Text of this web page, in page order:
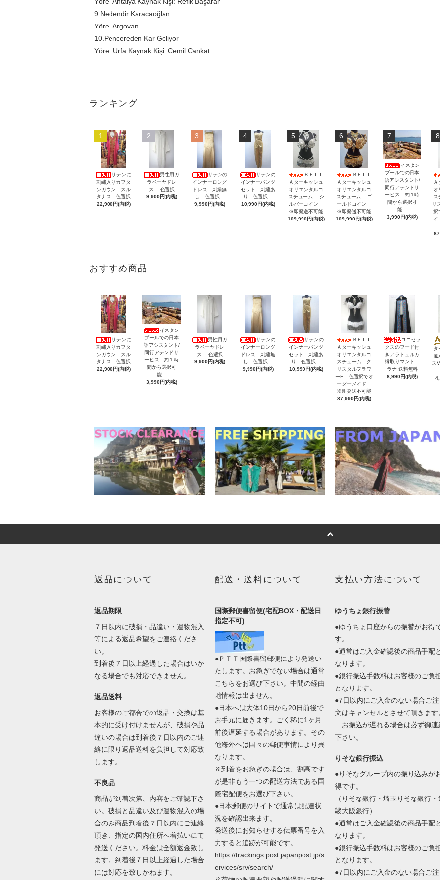
Yöre: Antalya Kaynak Kişi: Refik Başaran
9.Nedendir Karacaoğlan
Yöre: Argovan
10.Pencereden Kar Geliyor
Yöre: Urfa Kaynak Kişi: Cemil Cankat
ランキング
1
サテンに
刺繍入りカフタ
ンガウン スル
タナス 色選択
22,900円(内税)
2
男性用ガ
ラベーヤドレ
ス 色選択
9,900円(内税)
3
サテンの
インナーロング
ドレス 刺繍無
し 色選択
9,990円(内税)
4
サテンの
インナーパンツ
セット 刺繍あ
り 色選択
10,990円(内税)
5
ＢＥＬＬ
Ａターキッシュ
オリエンタルコ
スチューム シ
ルバーコイン
※即発送不可能
109,990円(内税)
6
ＢＥＬＬ
Ａターキッシュ
オリエンタルコ
スチューム ゴ
ールドコイン
※即発送不可能
109,990円(内税)
7
イスタン
ブールでの日本
語アシスタント/
同行アテンドサ
ービス 約１時
間から選択可
能
3,990円(内税)
8
Ａ
オ
ス
リ
択
おすすめ商品
サテンに
刺繍入りカフタ
ンガウン スル
タナス 色選択
22,900円(内税)
イスタン
ブールでの日本
語アシスタント/
同行アテンドサ
ービス 約１時
間から選択可
能
3,990円(内税)
男性用ガ
ラベーヤドレ
ス 色選択
9,900円(内税)
サテンの
インナーロング
ドレス 刺繍無
し 色選択
9,990円(内税)
サテンの
インナーパンツ
セット 刺繍あ
り 色選択
10,990円(内税)
ＢＥＬＬ
Ａターキッシュ
オリエンタルコ
スチューム ク
リスタルフラワ
ーE 色選択でオ
ーダーメイド
※即発送不可能
87,990円(内税)
ユニセッ
クスのフード付
きアラトュルカ
縁取りマント
ラナ 送料無料
8,990円(内税)
タ
風
ス
返品について
返品期限
７日以内に破損・品違い・遺物混入
等による返品希望をご連絡くださ
い。
到着後７日以上経過した場合はいか
なる場合でも対応できません。
返品送料
お客様のご都合での返品・交換は基
本的に受け付けませんが、破損や品
違いの場合は到着後７日以内のご連
絡に限り返品送料を負担して対応致
します。
不良品
商品が到着次第、内容をご確認下さ
い。破損と品違い及び遺物混入の場
合のみ商品到着後７日以内にご連絡
頂き、指定の国内住所へ着払いにて
発送ください。料金は全額返金致し
ます。到着後７日以上経過した場合
には対応を致しかねます。
配送・送料について
国際郵便書留便(宅配BOX・配送日
指定不可)
●ＰＴＴ国際書留郵便により発送い
たします。お急ぎでない場合は通常
こちらをお選び下さい。中間の経由
地情報は出ません。
●日本へは大体10日から20日前後で
お手元に届きます。ごく稀に1ヶ月
前後遅延する場合があります。その
他海外へは国々の郵便事情により異
なります。
※到着をお急ぎの場合は、割高です
が是非もう一つの配送方法である国
際宅配便をお選び下さい。
●日本郵便のサイトで通常は配達状
況を確認出来ます。
発送後にお知らせする伝票番号を入
力すると追跡が可能です。
https://trackings.post.japanpost.jp/s
ervices/srv/search/
支払い方法について
ゆうちょ銀行振替
●ゆうちょ口座からの振替がお得
す。
●通常はご入金確認後の商品手配
なります。
●銀行振込手数料はお客様のご負
となります。
●7日以内にご入金のない場合ご注
文はキャンセルとさせて頂きます
お振込が遅れる場合は必ず御連
下さい。
りそな銀行振込
●りそなグループ内の振り込みが
得です。
（りそな銀行・埼玉りそな銀行・
畿大阪銀行）
●通常はご入金確認後の商品手配
なります。
●銀行振込手数料はお客様のご負
となります。
●7日以内にご入金のない場合ご注